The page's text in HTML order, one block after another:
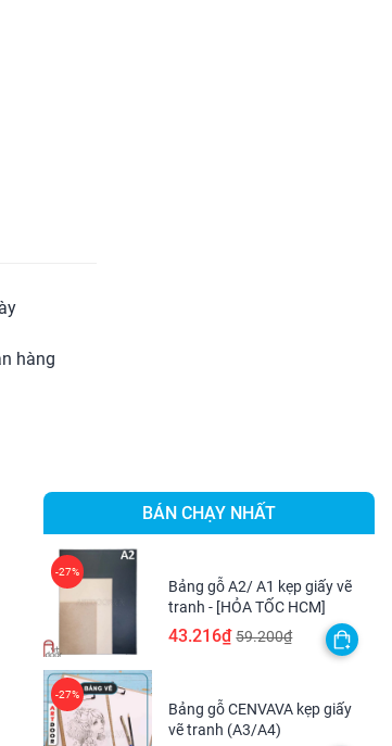
hàng
BÁN CHẠY NHẤT
Bảng gỗ A2/ A1 kẹp giấy vẽ
tranh - [HỎA TỐC HCM]
43.216₫ 59.200₫
Bảng gỗ CENVAVA kẹp giấy
vẽ tranh (A3/A4)